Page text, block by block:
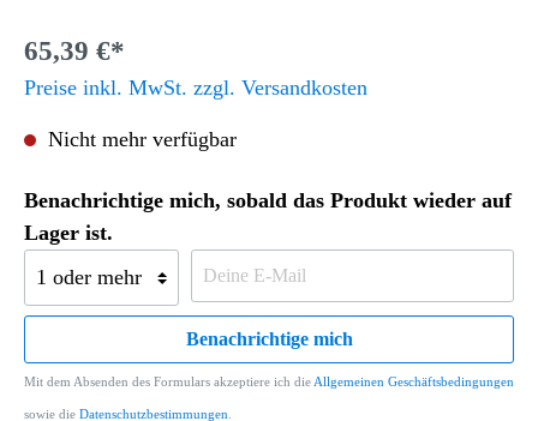
65,39 €*
Preise inkl. MwSt. zzgl. Versandkosten
Nicht mehr verfügbar
Benachrichtige mich, sobald das Produkt wieder auf
Lager ist.
Benachrichtige mich
Mit dem Absenden des Formulars akzeptiere ich die Allgemeinen Geschäftsbedingungen
sowie die Datenschutzbestimmungen